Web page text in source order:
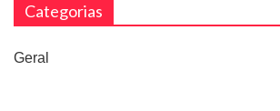
Categorias
Geral